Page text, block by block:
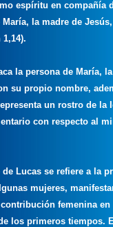
espíritu en compañía
la madre de
la persona de María,
su propio nombre,
un rostro de la
con respecto al
Lucas se refiere a la
mujeres,
femenina en
los primeros tiempos.